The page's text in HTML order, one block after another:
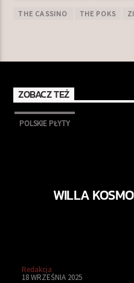
THE CASSINO THE POKS
ZOBACZ TEŻ
POLSKIE PŁYTY
WILLA
Redakcja
18 WRZEŚNIA 2025